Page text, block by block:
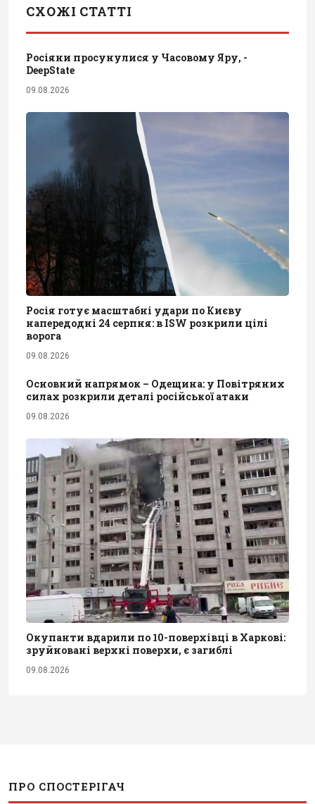
СХОЖІ СТАТТІ
Росіяни просунулися у Часовому Яру, -
DeepState
09.08.2026
Росія готує масштабні удари по Києву
напередодні 24 серпня: в ISW розкрили цілі
ворога
09.08.2026
Основний напрямок – Одещина: у Повітряних
силах розкрили деталі російської атаки
09.08.2026
Окупанти вдарили по 10-поверхівці в Харкові:
зруйновані верхні поверхи, є загиблі
09.08.2026
ПРО СПОСТЕРІГАЧ